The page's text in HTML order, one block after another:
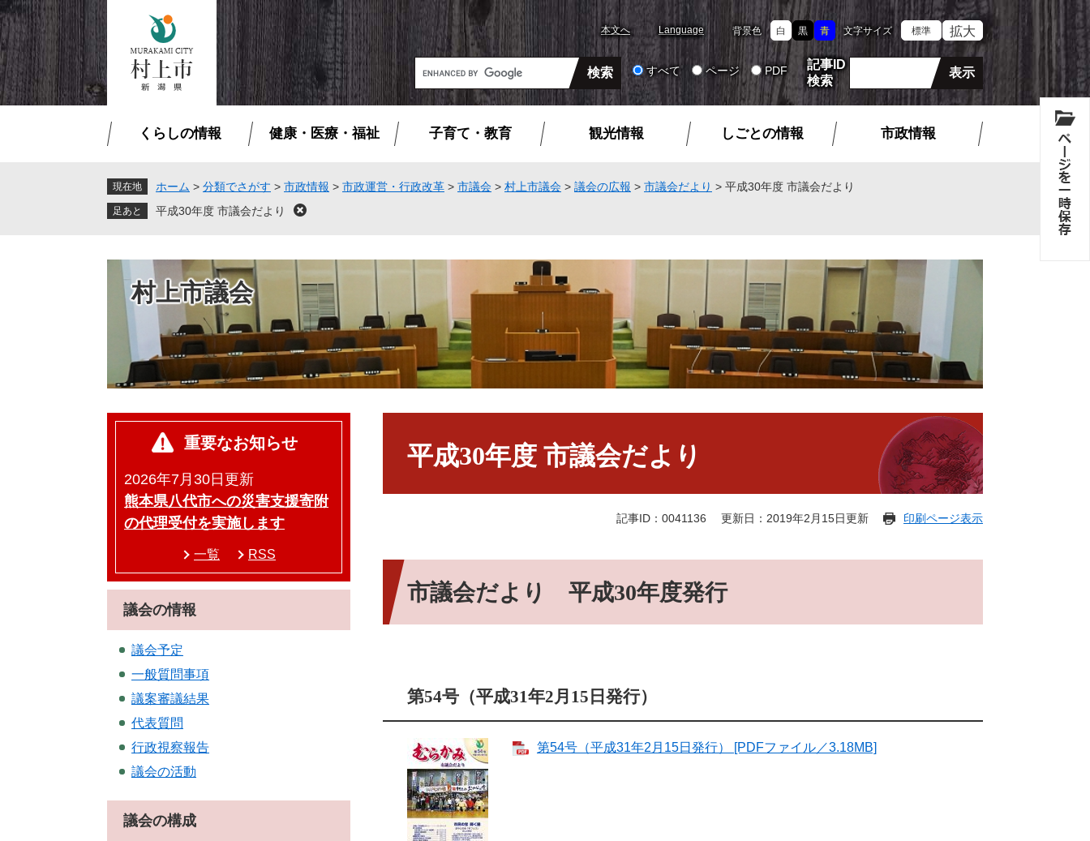
ペ
ー
ジ
の
先
頭
メ
ニ
ュ
ー
を
飛
本文へ Language 背景色 白 黒 青 文字サイズ 標準 拡大
G
o
o
カ
検
すべて ページ PDF
記事ID
検索
くらしの情報 健康・医療・福祉 子育て・教育 観光情報 しごとの情報 市政情報
現在地 ホーム > 分類でさがす > 市政情報 > 市政運営・行政改革 > 市議会 > 村上市議会 > 議会の広報 > 市議会だより > 平成30年度 市議会だより
平成30年度 市議会だより
閉
村上市議会
平成30年度 市議会だより
記事ID：0041136 更新日：2019年2月15日更新 印刷ページ表示
市議会だより 平成30年度発行
第54号（平成31年2月15日発行）
第54号（平成31年2月15日発行） [PDFファイル／3.18MB]
重要なお知らせ
2026年7月30日更新
熊本県八代市への災害支援寄附
の代理受付を実施します
一覧 RSS
議会の情報
議会予定
一般質問事項
議案審議結果
代表質問
行政視察報告
議会の活動
議会の構成